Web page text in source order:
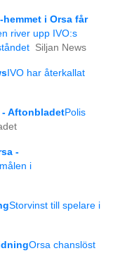
i Orsa får
river upp IVO:s
Siljan News
IVO har återkallat
- AftonbladetPolis
-
i
Storvinst till spelare i
Orsa chanslöst